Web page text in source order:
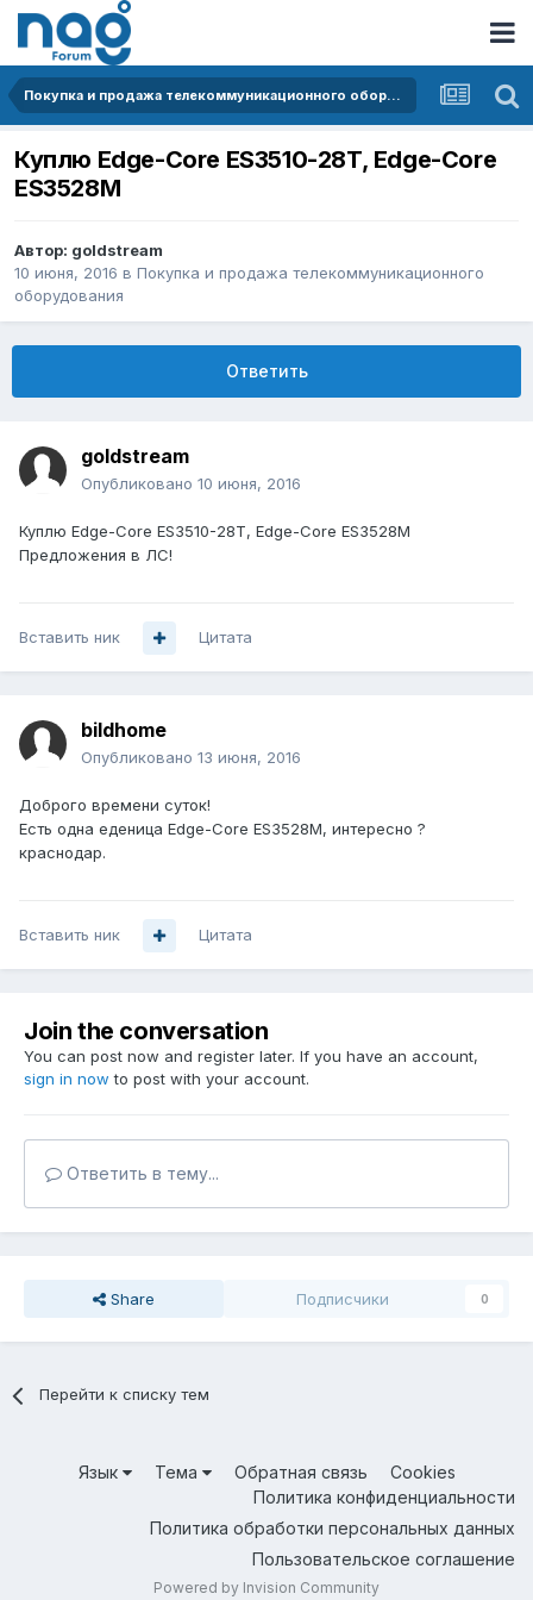
Покупка и продажа телекоммуникационного оборудования
Куплю Edge-Core ES3510-28T, Edge-Core
ES3528M
Автор: goldstream
10 июня, 2016 в Покупка и продажа телекоммуникационного
оборудования
Ответить
goldstream
Опубликовано 10 июня, 2016
Куплю Edge-Core ES3510-28T, Edge-Core ES3528M
Предложения в ЛС!
Вставить ник Цитата
bildhome
Опубликовано 13 июня, 2016
Доброго времени суток!
Есть одна еденица Edge-Core ES3528M, интересно ?
краснодар.
Вставить ник Цитата
Join the conversation
You can post now and register later. If you have an account,
sign in now to post with your account.
Ответить в тему...
Share Подписчики 0
Перейти к списку тем
Язык Тема Обратная связь
Cookies
Политика конфиденциальности
Политика обработки персональных данных
Пользовательское соглашение
Powered by Invision Community